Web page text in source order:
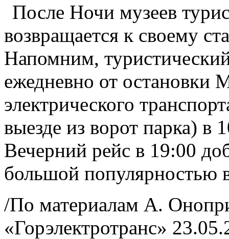
После Ночи музеев
возвращается к своему
Напомним,
ежедневно от остановки
электрического
выезде из ворот парка) в
Вечерний рейс в 19:00
большой популярностью
/По материалам А.
«Горэлектротранс»